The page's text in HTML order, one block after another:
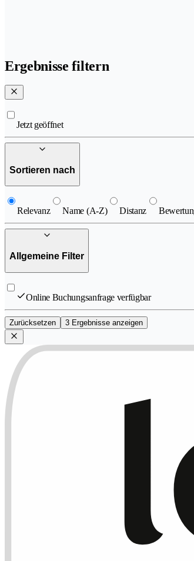
Ergebnisse filtern
Jetzt geöffnet
Sortieren nach
Relevanz Name (A-Z) Distanz
Allgemeine Filter
Online Buchungsanfrage verfügbar
Zurücksetzen 3 Ergebnisse anzeigen